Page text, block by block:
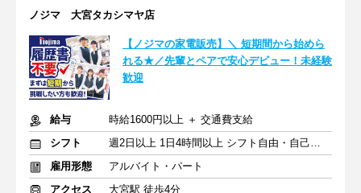
ノジマ 大宮タカシマヤ店
【ノジマの家電販売】＼ 短期間から始めら
れる★／先輩とペアで安心デビュー！未経験
歓迎
給与
時給1600円以上 ＋ 交通費支給
シフト
週2日以上 1日4時間以上 シフト自由・自己申告
雇用形態
アルバイト・パート
アクセス
大宮駅 徒歩4分